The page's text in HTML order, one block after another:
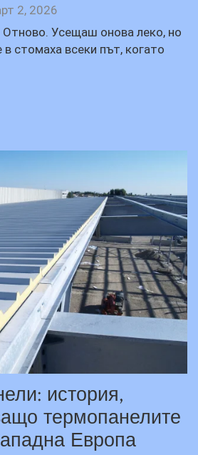
2, 2026
Усещаш онова леко, но
в стомаха всеки път, когато
история,
термопанелите
Европа